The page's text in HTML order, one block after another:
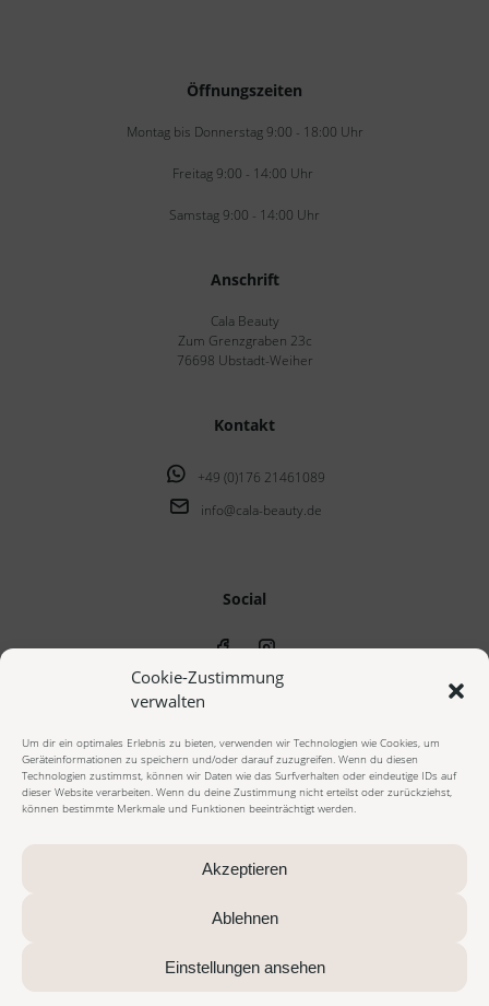
Cookie-Zustimmung
verwalten
Um dir ein optimales Erlebnis zu bieten, verwenden wir Technologien wie Cookies, um
Geräteinformationen zu speichern und/oder darauf zuzugreifen. Wenn du diesen
Technologien zustimmst, können wir Daten wie das Surfverhalten oder eindeutige IDs auf
dieser Website verarbeiten. Wenn du deine Zustimmung nicht erteilst oder zurückziehst,
können bestimmte Merkmale und Funktionen beeinträchtigt werden.
Akzeptieren
Ablehnen
Einstellungen ansehen
Öffnungszeiten
Montag bis Donnerstag 9:00 - 18:00 Uhr
Freitag 9:00 - 14:00 Uhr
Samstag 9:00 - 14:00 Uhr
Anschrift
Cala Beauty
Zum Grenzgraben 23c
76698 Ubstadt-Weiher
Kontakt
+49 (0)176 21461089
info@cala-beauty.de
Social
© 2023 cala beauty - Alle Rechte vorbehalten
Nachnahmegebühren, wenn nicht anders beschrieben